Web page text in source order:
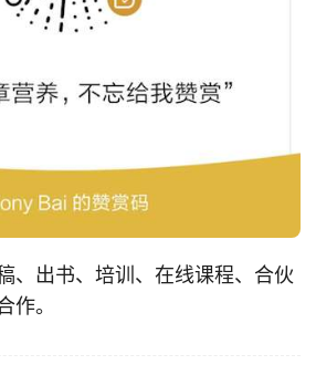
、出书、培训、在线课程、合伙
作。